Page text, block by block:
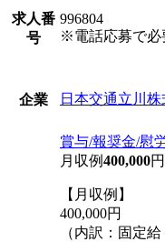
求人番
号
996804
※電話応募で必
企業 日本交通立川株
賞与/報奨金/慰
月収例400,000円
【月収例】
400,000円
（内訳：固定給